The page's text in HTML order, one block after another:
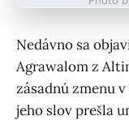
Nedávno sa
Agrawalom z
zásadnú zmenu
jeho slov prešla